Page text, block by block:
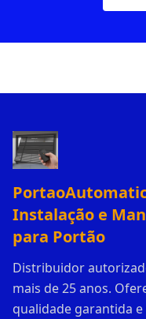
Instalação e
para Portão
Distribuidor
mais de 25 anos.
qualidade garantida